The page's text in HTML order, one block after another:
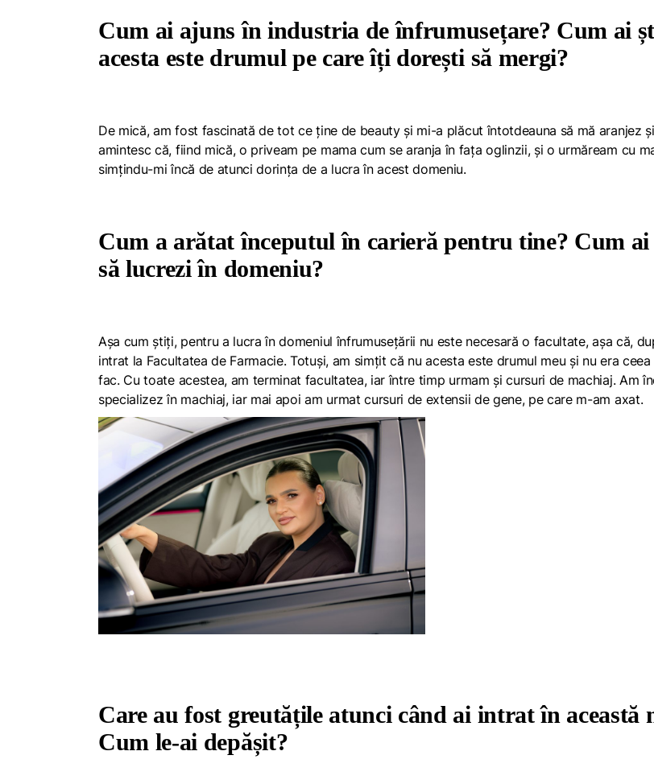
Cum ai ajuns în industria de înfrumusețare? Cum ai
acesta este drumul pe care îți dorești să mergi?
De mică, am fost fascinată de tot ce ține de beauty și mi-a plăcut întotdeauna să mă aranjez
amintesc că, fiind mică, o priveam pe mama cum se aranja în fața oglinzii, și o urmăream cu
simțindu-mi încă de atunci dorința de a lucra în acest domeniu.
Cum a arătat începutul în carieră pentru tine? Cum
să lucrezi în domeniu?
Așa cum știți, pentru a lucra în domeniul înfrumusețării nu este necesară o facultate, așa că,
intrat la Facultatea de Farmacie. Totuși, am simțit că nu acesta este drumul meu și nu era
fac. Cu toate acestea, am terminat facultatea, iar între timp urmam și cursuri de machiaj. Am
specializez în machiaj, iar mai apoi am urmat cursuri de extensii de gene, pe care m-am axat.
Care au fost greutățile atunci când ai intrat în această
Cum le-ai depășit?